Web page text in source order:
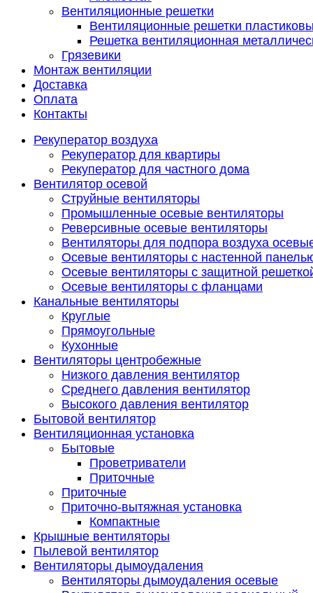
Вентиляционные решетки
Вентиляционные решетки
Решетка вентиляционная
Грязевики
Монтаж вентиляции
Доставка
Оплата
Контакты
Рекуператор воздуха
Рекуператор для квартиры
Рекуператор для частного дома
Вентилятор осевой
Струйные вентиляторы
Промышленные осевые вентиляторы
Реверсивные осевые вентиляторы
Вентиляторы для подпора воздуха
Осевые вентиляторы с настенной
Осевые вентиляторы с защитной
Осевые вентиляторы с фланцами
Канальные вентиляторы
Круглые
Прямоугольные
Кухонные
Вентиляторы центробежные
Низкого давления вентилятор
Среднего давления вентилятор
Высокого давления вентилятор
Бытовой вентилятор
Вентиляционная установка
Бытовые
Проветриватели
Приточные
Приточные
Приточно-вытяжная установка
Компактные
Крышные вентиляторы
Пылевой вентилятор
Вентиляторы дымоудаления
Вентиляторы дымоудаления осевые